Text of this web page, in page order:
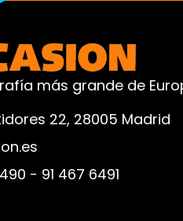
más grande de
22, 28005 Madrid
- 91 467 6491